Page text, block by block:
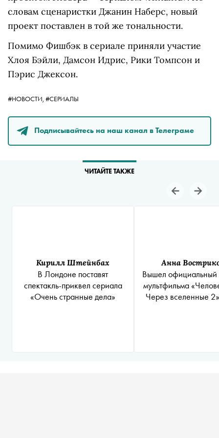
словам сценаристки Джанин Наберс, новый
проект поставлен в той же тональности.
Помимо Фишбэк в сериале приняли участие
Хлоя Бэйли, Дамсон Идрис, Рики Томпсон и
Пэрис Джексон.
#НОВОСТИ, #СЕРИАЛЫ
Подписывайтесь на наш канал в Телеграме
ЧИТАЙТЕ ТАКЖЕ
Кирилл Штейнбах
В Лондоне поставят
спектакль-приквел сериала
«Очень странные дела»
Анна
Вышел официальный
мультфильма
Через вселенные